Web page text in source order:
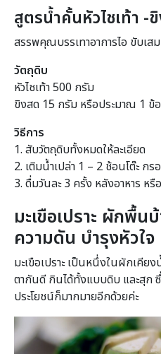
สูตรน้ำคั้นหัวไชเท้า -
สรรพคุณบรรเทาอาการไอ ขับเส
วัตถุดิบ
หัวไชเท้า 500 กรัม
ขิงสด 15 กรัม หรือประมาณ 1 ข้
วิธีการ
1. สับวัตถุดิบทั้งหมดให้ละเอียด
2. เติมน้ำเปล่า 1 – 2 ช้อนโต๊ะ กร
3. ดื่มวันละ 3 ครั้ง หลังอาหาร ห
มะเขือเปราะ ผักพื้น
ความดัน บำรุงหัวใจ
มะเขือเปราะ เป็นหนึ่งในผักเคี
ตากันดี กินได้ทั้งแบบดิบ และสุก
ประโยชน์ก็มากมายอีกด้วยค่ะ